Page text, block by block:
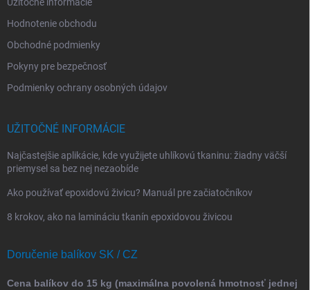
Hodnotenie obchodu
Obchodné podmienky
Pokyny pre bezpečnosť
Podmienky ochrany osobných údajov
UŽITOČNÉ INFORMÁCIE
Najčastejšie aplikácie, kde využijete uhlíkovú tkaninu: žiadny väčší
priemysel sa bez nej nezaobíde
Ako používať epoxidovú živicu? Manuál pre začiatočníkov
8 krokov, ako na lamináciu tkanín epoxidovou živicou
Doručenie balíkov SK / CZ
Cena balíkov do 15 kg (maximálna povolená hmotnosť jednej